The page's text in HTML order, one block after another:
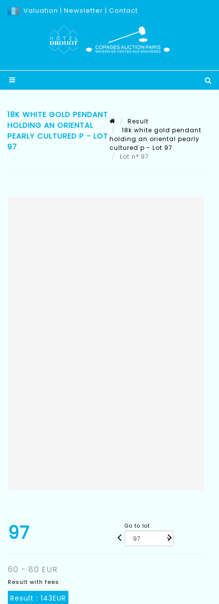
Valuation | Newsletter | Contact
18K WHITE GOLD PENDANT
HOLDING AN ORIENTAL
PEARLY CULTURED P - LOT
97
Result
18k white gold pendant
holding an oriental pearly
cultured p - Lot 97
Lot n° 97
97 Go to lot
60 - 80 EUR
Result with fees
Result : 143EUR